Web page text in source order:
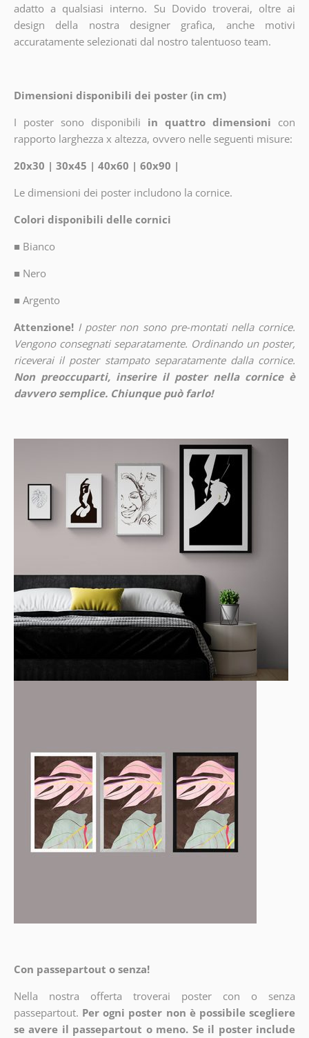
adatto a qualsiasi interno. Su Dovido troverai, oltre ai
design della nostra designer grafica, anche motivi
accuratamente selezionati dal nostro talentuoso team.
Dimensioni disponibili dei poster (in cm)
I poster sono disponibili in quattro dimensioni con
rapporto larghezza x altezza, ovvero nelle seguenti misure:
20x30 | 30x45 | 40x60 | 60x90 |
Le dimensioni dei poster includono la cornice.
Colori disponibili delle cornici
■ Bianco
■ Nero
■ Argento
Attenzione! I poster non sono pre-montati nella cornice.
Vengono consegnati separatamente. Ordinando un poster,
riceverai il poster stampato separatamente dalla cornice.
Non preoccuparti, inserire il poster nella cornice è
davvero semplice. Chiunque può farlo!
Con passepartout o senza!
Nella nostra offerta troverai poster con o senza
passepartout. Per ogni poster non è possibile scegliere
se avere il passepartout o meno. Se il poster include